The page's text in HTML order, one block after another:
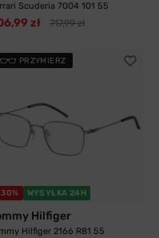
Scuderia 7004 101 55
zł 717,99 zł
PRZYMIERZ
WYSYŁKA 24H
Hilfiger
Hilfiger 2166 R81 55